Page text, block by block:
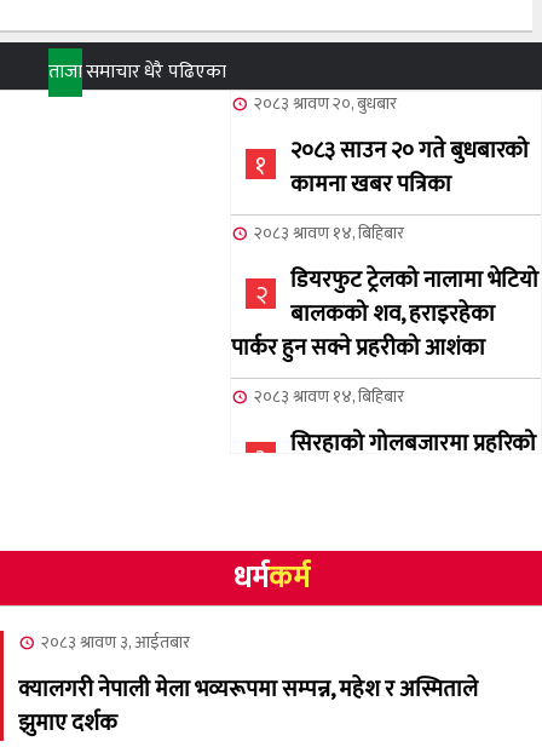
ताजासमाचारधेरै पढिएका
२०८३ श्रावण २०, बुधबार
१
२०८३ साउन २० गते बुधबारको
कामना खबर पत्रिका
२०८३ श्रावण १४, बिहिबार
२
डियरफुट ट्रेलको नालामा भेटियो
बालकको शव, हराइरहेका
पार्कर हुन सक्ने प्रहरीको आशंका
२०८३ श्रावण १४, बिहिबार
३
सिरहाको गोलबजारमा प्रहरिको
४
NCSC को अध्यक्षमा घनेन्द्र
न्यौपाने बिजयी
नेप्लिज सोसाइटि अफ
धर्मकर्म
२०८३ श्रावण ३, आईतबार
क्यालगरी नेपाली मेला भव्यरूपमा सम्पन्न, महेश र अस्मिताले
झुमाए दर्शक